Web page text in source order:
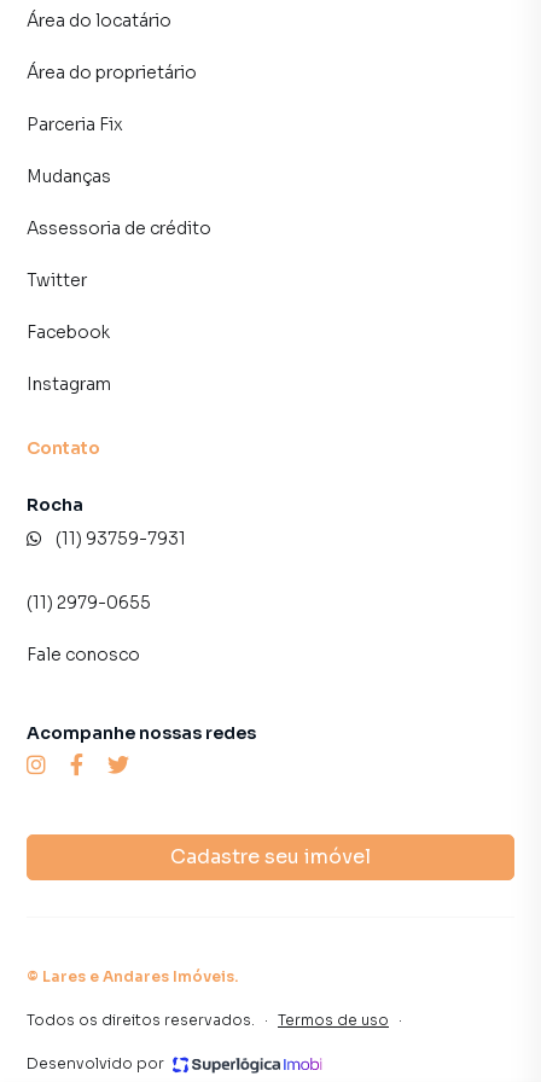
central de atendimento preparada para atender
Área do locatário
Área do proprietário
Parceria Fix
Mudanças
Assessoria de crédito
Twitter
Facebook
Instagram
Contato
Rocha
(11) 93759-7931
(11) 2979-0655
Fale conosco
Cadastre seu imóvel
Acompanhe nossas redes
© Lares e Andares Imóveis.
Todos os direitos reservados. · Termos de uso ·
Desenvolvido por